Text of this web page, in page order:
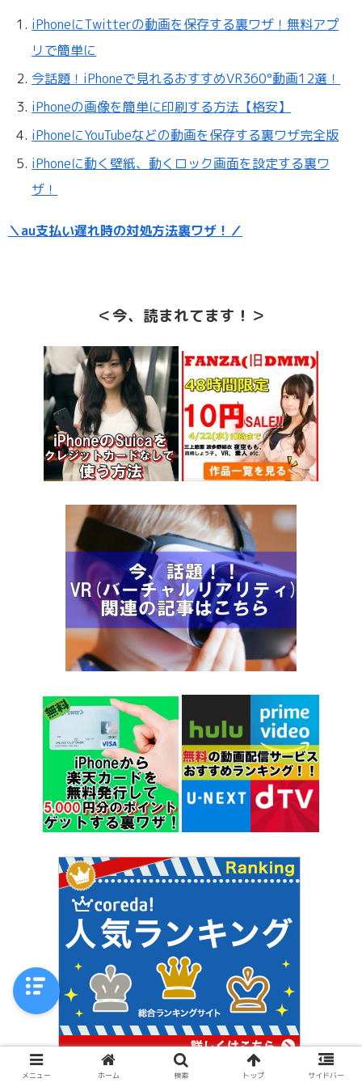
iPhoneにTwitterの動画を保存する裏ワザ！無料アプ
リで簡単に
今話題！iPhoneで見れるおすすめVR360°動画12選！
iPhoneの画像を簡単に印刷する方法【格安】
iPhoneにYouTubeなどの動画を保存する裏ワザ完全版
iPhoneに動く壁紙、動くロック画面を設定する裏ワ
ザ！
＼au支払い遅れ時の対処方法裏ワザ！／
＜今、読まれてます！＞
メニュー ホーム 検索 トップ サイドバー